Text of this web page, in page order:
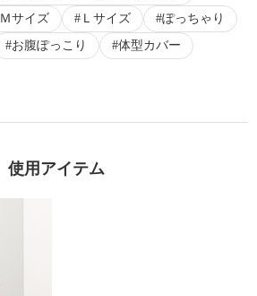
Ｍサイズ Ｌサイズ
ぽっちゃり
お腹ぽっこり
体型カバー
使用アイテム